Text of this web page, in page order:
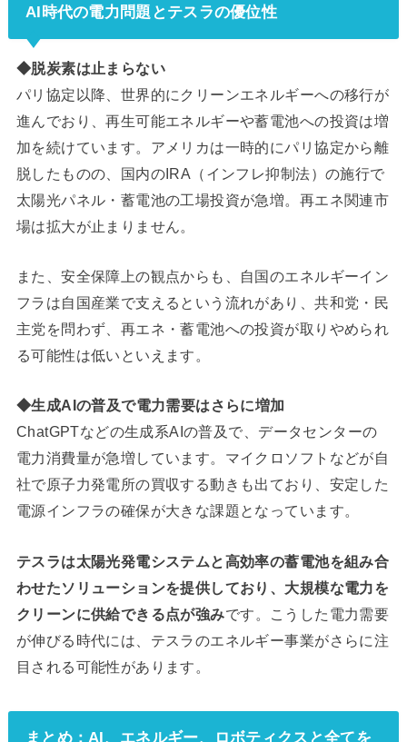
AI時代の電力問題とテスラの優位性
◆脱炭素は止まらない
パリ協定以降、世界的にクリーンエネルギーへの移行が
進んでおり、再生可能エネルギーや蓄電池への投資は増
加を続けています。アメリカは一時的にパリ協定から離
脱したものの、国内のIRA（インフレ抑制法）の施行で
太陽光パネル・蓄電池の工場投資が急増。再エネ関連市
場は拡大が止まりません。
また、安全保障上の観点からも、自国のエネルギーイン
フラは自国産業で支えるという流れがあり、共和党・民
主党を問わず、再エネ・蓄電池への投資が取りやめられ
る可能性は低いといえます。
◆生成AIの普及で電力需要はさらに増加
ChatGPTなどの生成系AIの普及で、データセンターの
電力消費量が急増しています。マイクロソフトなどが自
社で原子力発電所の買収する動きも出ており、安定した
電源インフラの確保が大きな課題となっています。
テスラは太陽光発電システムと高効率の蓄電池を組み合
わせたソリューションを提供しており、大規模な電力を
クリーンに供給できる点が強みです。こうした電力需要
が伸びる時代には、テスラのエネルギー事業がさらに注
目される可能性があります。
まとめ：AI、エネルギー、ロボティクスと全てを